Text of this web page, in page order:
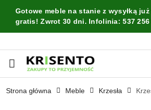
Przejdź do treści głównej
Przejdź do wyszukiwarki
Przejdź do moje konto
Przejdź do menu głównego
Przejdź do opisu produktu
Przejdź do stopki
Gotowe meble na stanie z wysyłką
gratis! Zwrot 30 dni. Infolinia: 537 256
Strona główna Meble Krzesła